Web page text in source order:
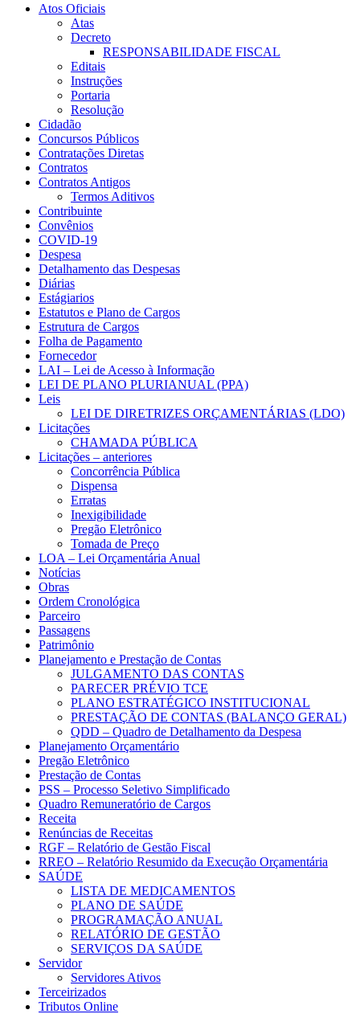
Atos Oficiais
Atas
Decreto
RESPONSABILIDADE FISCAL
Editais
Instruções
Portaria
Resolução
Cidadão
Concursos Públicos
Contratações Diretas
Contratos
Contratos Antigos
Termos Aditivos
Contribuinte
Convênios
COVID-19
Despesa
Detalhamento das Despesas
Diárias
Estágiarios
Estatutos e Plano de Cargos
Estrutura de Cargos
Folha de Pagamento
Fornecedor
LAI – Lei de Acesso à Informação
LEI DE PLANO PLURIANUAL (PPA)
Leis
LEI DE DIRETRIZES ORÇAMENTÁRIAS (LDO)
Licitações
CHAMADA PÚBLICA
Licitações – anteriores
Concorrência Pública
Dispensa
Erratas
Inexigibilidade
Pregão Eletrônico
Tomada de Preço
LOA – Lei Orçamentária Anual
Notícias
Obras
Ordem Cronológica
Parceiro
Passagens
Patrimônio
Planejamento e Prestação de Contas
JULGAMENTO DAS CONTAS
PARECER PRÉVIO TCE
PLANO ESTRATÉGICO INSTITUCIONAL
PRESTAÇÃO DE CONTAS (BALANÇO GERAL)
QDD – Quadro de Detalhamento da Despesa
Planejamento Orçamentário
Pregão Eletrônico
Prestação de Contas
PSS – Processo Seletivo Simplificado
Quadro Remuneratório de Cargos
Receita
Renúncias de Receitas
RGF – Relatório de Gestão Fiscal
RREO – Relatório Resumido da Execução Orçamentária
SAÚDE
LISTA DE MEDICAMENTOS
PLANO DE SAÚDE
PROGRAMAÇÃO ANUAL
RELATÓRIO DE GESTÃO
SERVIÇOS DA SAÚDE
Servidor
Servidores Ativos
Terceirizados
Tributos Online